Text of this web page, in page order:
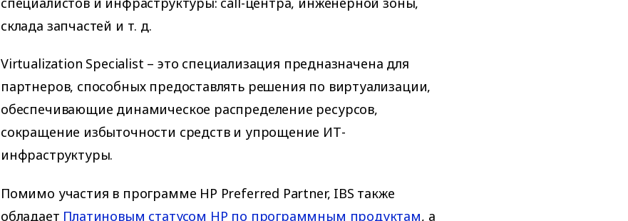
склада запчастей и т. д.
Virtualization Specialist – это специализация предназначена для
партнеров, способных предоставлять решения по виртуализации,
обеспечивающие динамическое распределение ресурсов,
сокращение избыточности средств и упрощение ИТ-
инфраструктуры.
Помимо участия в программе HP Preferred Partner, IBS также
обладает Платиновым статусом HP по программным продуктам, а